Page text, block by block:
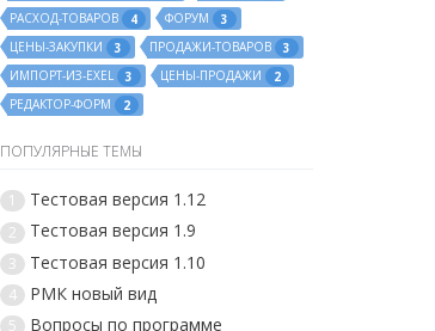
РАСХОД-ТОВАРОВ
4 ФОРУМ
3
ЦЕНЫ-ЗАКУПКИ
3 ПРОДАЖИ-ТОВАРОВ
3
ИМПОРТ-ИЗ-EXEL
3 ЦЕНЫ-ПРОДАЖИ
2
РЕДАКТОР-ФОРМ
2
ПОПУЛЯРНЫЕ ТЕМЫ
1 Тестовая версия 1.12
2 Тестовая версия 1.9
3 Тестовая версия 1.10
4 РМК новый вид
5 Вопросы по программе